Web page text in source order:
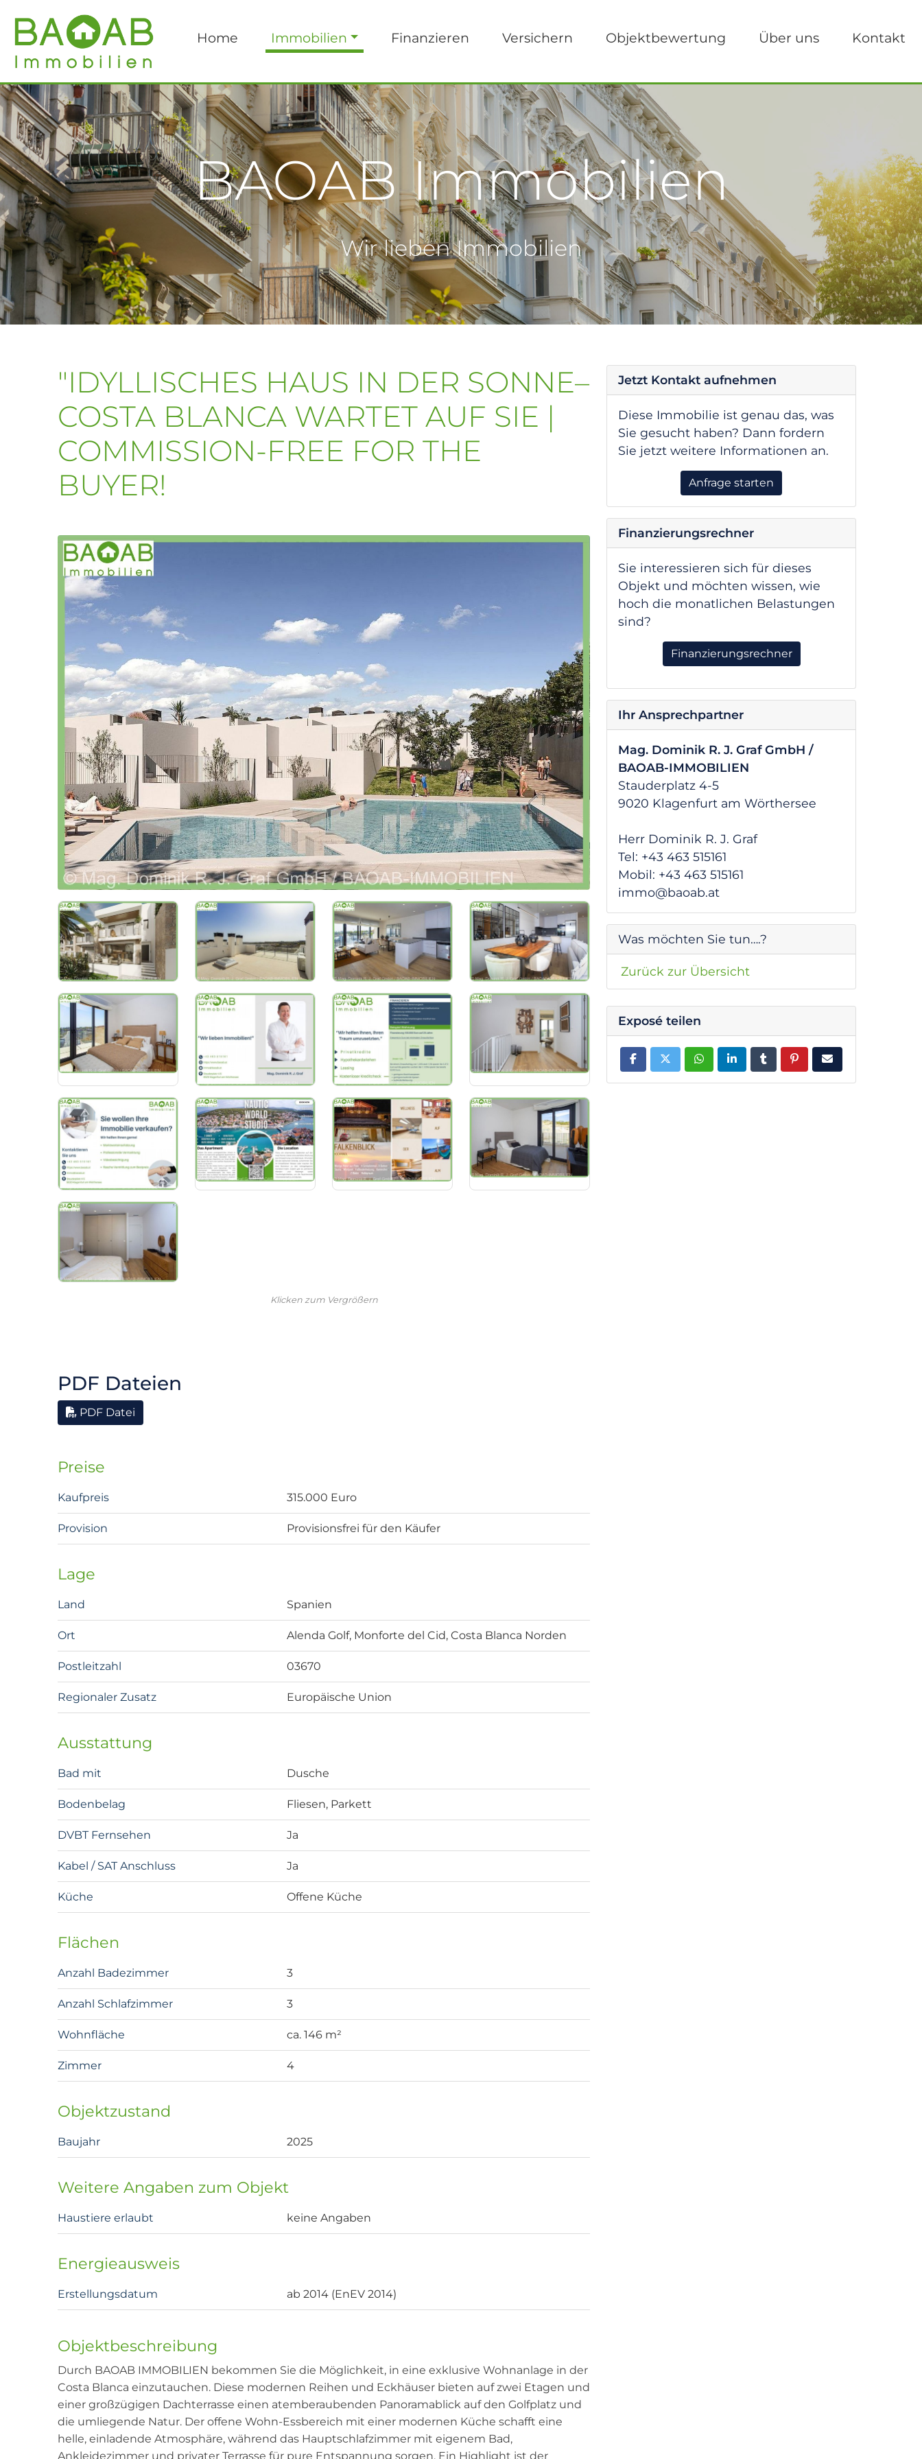
Home Immobilien Finanzieren Versichern Objektbewertung Über uns Kontakt
BAOAB Immobilien
Wir lieben Immobilien
"IDYLLISCHES HAUS IN DER SONNE–
COSTA BLANCA WARTET AUF SIE |
COMMISSION-FREE FOR THE
BUYER!
Klicken zum Vergrößern
PDF Dateien
PDF Datei
Preise
Kaufpreis 315.000 Euro
Provision Provisionsfrei für den Käufer
Lage
Land Spanien
Ort Alenda Golf, Monforte del Cid, Costa Blanca Norden
Postleitzahl 03670
Regionaler Zusatz Europäische Union
Ausstattung
Bad mit Dusche
Bodenbelag Fliesen, Parkett
DVBT Fernsehen Ja
Kabel / SAT Anschluss Ja
Küche Offene Küche
Flächen
Anzahl Badezimmer 3
Anzahl Schlafzimmer 3
Wohnfläche ca. 146 m²
Zimmer 4
Objektzustand
Baujahr 2025
Weitere Angaben zum Objekt
Haustiere erlaubt keine Angaben
Energieausweis
Erstellungsdatum ab 2014 (EnEV 2014)
Objektbeschreibung
Durch BAOAB IMMOBILIEN bekommen Sie die Möglichkeit, in eine exklusive Wohnanlage in der
Costa Blanca einzutauchen. Diese modernen Reihen und Eckhäuser bieten auf zwei Etagen und
einer großzügigen Dachterrasse einen atemberaubenden Panoramablick auf den Golfplatz und
die umliegende Natur. Der offene Wohn-Essbereich mit einer modernen Küche schafft eine
helle, einladende Atmosphäre, während das Hauptschlafzimmer mit eigenem Bad,
Ankleidezimmer und privater Terrasse für pure Entspannung sorgen. Ein Highlight ist der
Jetzt Kontakt aufnehmen
Diese Immobilie ist genau das, was
Sie gesucht haben? Dann fordern
Sie jetzt weitere Informationen an.
Anfrage starten
Finanzierungsrechner
Sie interessieren sich für dieses
Objekt und möchten wissen, wie
hoch die monatlichen Belastungen
sind?
Finanzierungsrechner
Ihr Ansprechpartner
Mag. Dominik R. J. Graf GmbH /
BAOAB-IMMOBILIEN
Stauderplatz 4-5
9020 Klagenfurt am Wörthersee
Herr Dominik R. J. Graf
Tel: +43 463 515161
Mobil: +43 463 515161
immo@baoab.at
Was möchten Sie tun….?
Zurück zur Übersicht
Exposé teilen